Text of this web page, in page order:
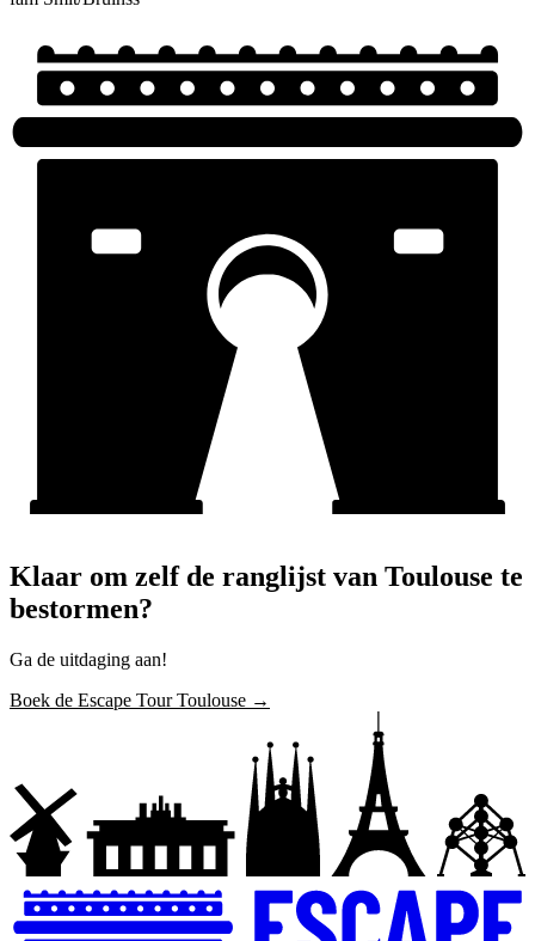
Klaar om zelf de ranglijst van Toulouse te
bestormen?
Ga de uitdaging aan!
Boek de Escape Tour Toulouse →